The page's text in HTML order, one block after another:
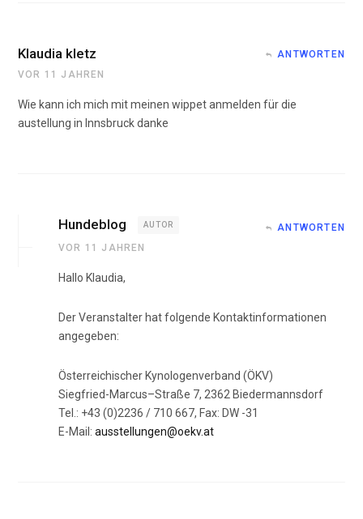
Klaudia kletz
VOR 11 JAHREN
ANTWORTEN
Wie kann ich mich mit meinen wippet anmelden für die
austellung in Innsbruck danke
Hundeblog AUTOR
VOR 11 JAHREN
ANTWORTEN
Hallo Klaudia,
Der Veranstalter hat folgende Kontaktinformationen
angegeben:
Österreichischer Kynologenverband (ÖKV)
Siegfried-Marcus–Straße 7, 2362 Biedermannsdorf
Tel.: +43 (0)2236 / 710 667, Fax: DW -31
E-Mail: ausstellungen@oekv.at